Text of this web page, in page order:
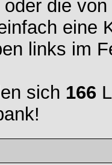
die
eine
links im
sich 166